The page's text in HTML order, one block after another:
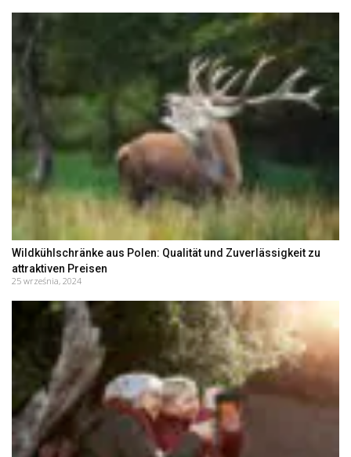
Wildkühlschränke aus Polen: Qualität und Zuverlässigkeit zu
attraktiven Preisen
25 września, 2024